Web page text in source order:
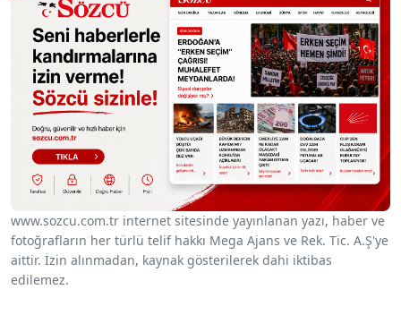
www.sozcu.com.tr internet sitesinde yayınlanan yazı, haber ve
fotoğrafların her türlü telif hakkı Mega Ajans ve Rek. Tic. A.Ş'ye
aittir. İzin alınmadan, kaynak gösterilerek dahi iktibas
edilemez.